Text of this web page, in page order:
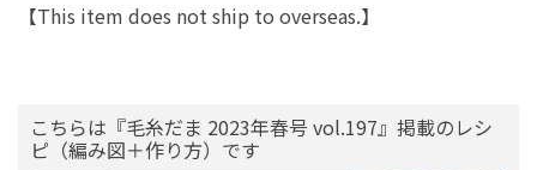
【This item does not ship to overseas.】
こちらは『毛糸だま 2023年春号 vol.197』掲載のレシ
ピ（編み図＋作り方）です